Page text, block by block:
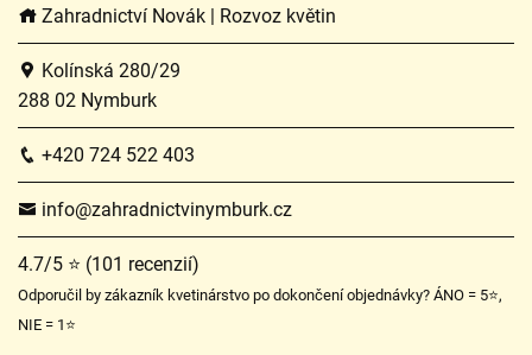
Zahradnictví Novák | Rozvoz květin
Kolínská 280/29
288 02 Nymburk
+420 724 522 403
info@zahradnictvinymburk.cz
4.7/5 ⭐ (101 recenzií)
Odporučil by zákazník kvetinárstvo po dokončení objednávky? ÁNO = 5⭐,
NIE = 1⭐